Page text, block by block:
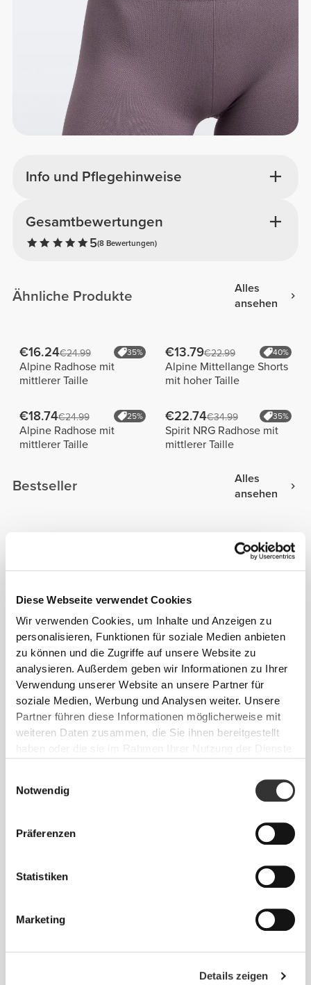
Diese Webseite verwendet Cookies
Wir verwenden Cookies, um Inhalte und Anzeigen zu
personalisieren, Funktionen für soziale Medien anbieten
zu können und die Zugriffe auf unsere Website zu
analysieren. Außerdem geben wir Informationen zu Ihrer
Verwendung unserer Website an unsere Partner für
soziale Medien, Werbung und Analysen weiter. Unsere
Partner führen diese Informationen möglicherweise mit
weiteren Daten zusammen, die Sie ihnen bereitgestellt
haben oder die sie im Rahmen Ihrer Nutzung der Dienste
Notwendig
Präferenzen
Statistiken
Marketing
Details zeigen
Info und Pflegehinweise
Gesamtbewertungen
5(8 Bewertungen)
Ähnliche Produkte
Alles
ansehen
€16.24€24.99 35%
Alpine Radhose mit
mittlerer Taille
€13.79€22.99 40%
Alpine Mittellange Shorts
mit hoher Taille
€18.74€24.99 25%
Alpine Radhose mit
mittlerer Taille
€22.74€34.99 35%
Spirit NRG Radhose mit
mittlerer Taille
Bestseller
Alles
ansehen
mittelhohem Bund
Athleisure Shorts mit
mittelhohem Bund
€39.99
MuseFit Mittelhohe
Shorts mit V-Ausschnitt
hinten
€44.99
IronMode Shorts
Produktdetails
ENTWICKELT, UM
SICH ZU
Im Labor entwickelte 2-Wege-Stretch-Konstruktion,